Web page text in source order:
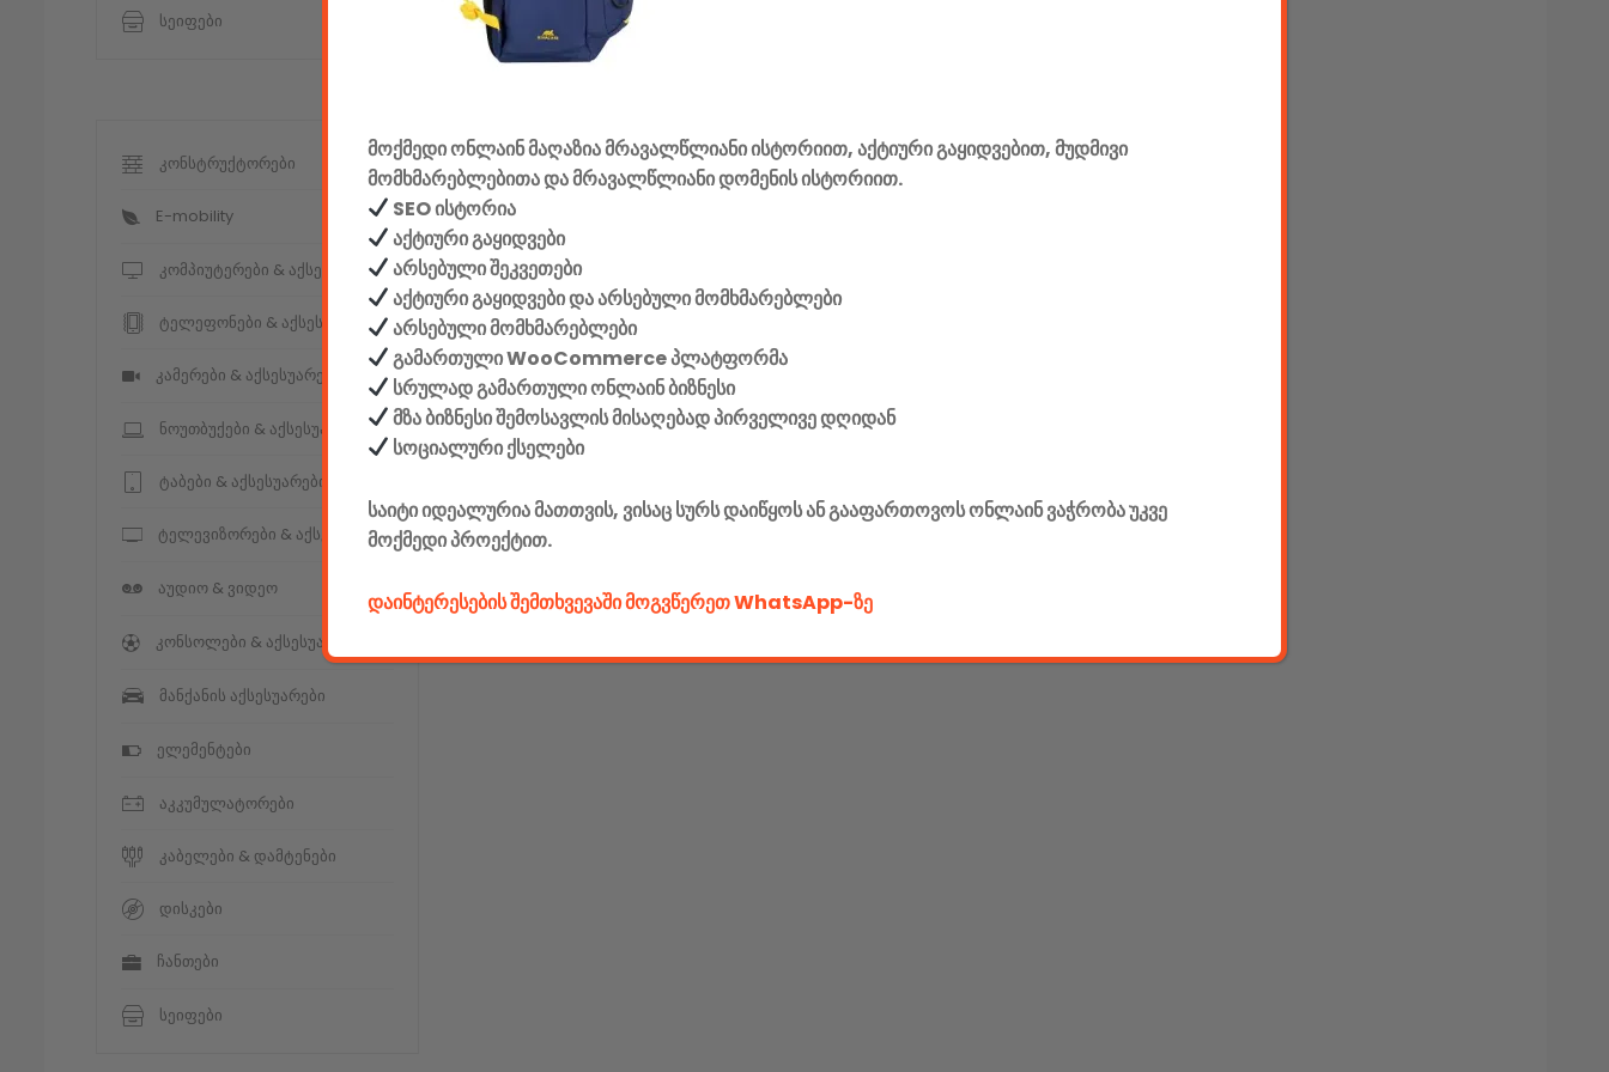
სეიფები
კონსტრუქტორები
E-mobility
კომპიუტერები & აქსესუარები
ტელეფონები & აქსესუარები
კამერები & აქსესუარები
ნოუთბუქები & აქსესუარები
ტაბები & აქსესუარები
ტელევიზორები & აქსესუარები
აუდიო & ვიდეო
კონსოლები & აქსესუარები
მანქანის აქსესუარები
ელემენტები
აკკუმულატორები
კაბელები & დამტენები
დისკები
ჩანთები
სეიფები
მოქმედი ონლაინ მაღაზია მრავალწლიანი ისტორიით, აქტიური გაყიდვებით, მუდმივი
მომხმარებლებითა და მრავალწლიანი დომენის ისტორიით.
SEO ისტორია
აქტიური გაყიდვები
არსებული შეკვეთები
აქტიური გაყიდვები და არსებული მომხმარებლები
არსებული მომხმარებლები
გამართული WooCommerce პლატფორმა
სრულად გამართული ონლაინ ბიზნესი
მზა ბიზნესი შემოსავლის მისაღებად პირველივე დღიდან
სოციალური ქსელები
საიტი იდეალურია მათთვის, ვისაც სურს დაიწყოს ან გააფართოვოს ონლაინ ვაჭრობა უკვე
მოქმედი პროექტით.
დაინტერესების შემთხვევაში მოგვწერეთ WhatsApp-ზე